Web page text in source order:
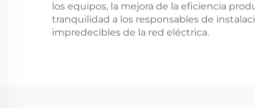
los equipos, la mejora de la eficiencia
tranquilidad a los responsables de
impredecibles de la red eléctrica.